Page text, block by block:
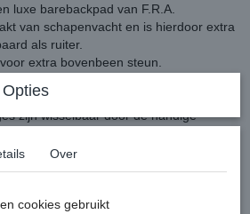
luxe barebackpad van F.R.A.
van schapenvacht en is hierdoor extra
als ruiter.
extra bovenbeen steun.
en een zeer hoog zitcomfort
zijn wisselbaar door de handige
en vormt naar de rug van het paard.
afneembaar.
te rijden met een barebackpad).
Over
cookies gebruikt